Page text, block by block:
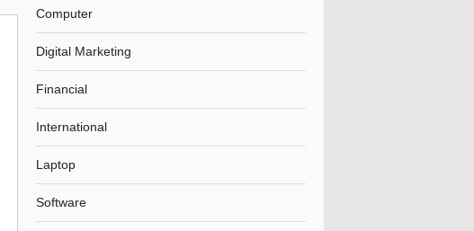
Computer
Digital Marketing
Financial
International
Laptop
Software